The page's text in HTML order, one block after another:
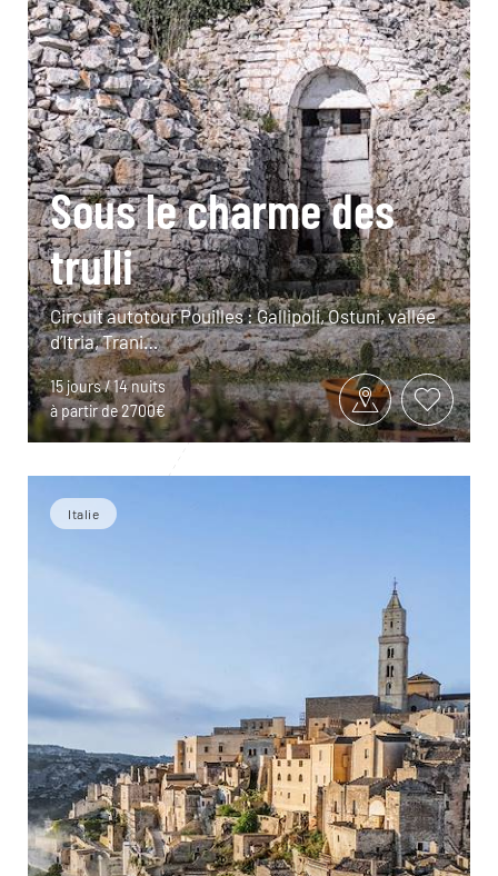
Sous le charme des
trulli
Circuit autotour Pouilles : Gallipoli, Ostuni, vallée
d’Itria, Trani…
15 jours / 14 nuits
à partir de 2700€
Italie